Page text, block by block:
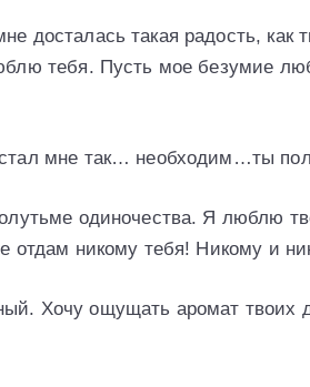
досталась такая радость, как
тебя. Пусть мое безумие
мне так… необходим…ты
одиночества. Я люблю
отдам никому тебя! Никому и
Хочу ощущать аромат твоих